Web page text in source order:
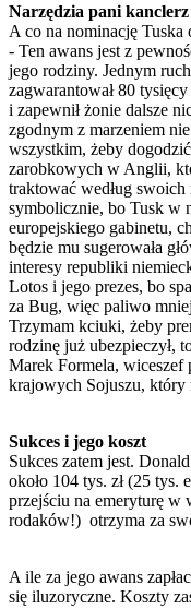
Narzędzia pani kanclerz
A co na nominację Tuska
- Ten awans jest z
jego rodziny. Jednym
zagwarantował 80
i zapewnił żonie dalsze
zgodnym z marzeniem
wszystkim, żeby
zarobkowych w Anglii,
traktować według swoich
symbolicznie, bo Tusk w
europejskiego gabinetu,
będzie mu sugerowała
interesy republiki
Lotos i jego prezes, bo
za Bug, więc paliwo
Trzymam kciuki, żeby
rodzinę już ubezpieczył,
Marek Formela, wiceszef
krajowych Sojuszu, który
Sukces i jego koszt
Sukces zatem jest.
około 104 tys. zł (25 tys.
przejściu na emeryturę w
rodaków!) otrzyma za
A ile za jego awans
się iluzoryczne. Koszty